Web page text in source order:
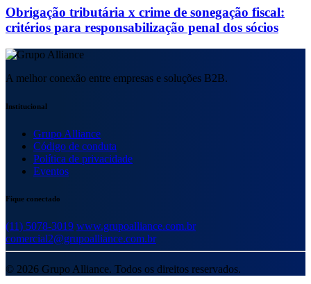
Obrigação tributária x crime de sonegação fiscal:
critérios para responsabilização penal dos sócios
A melhor conexão entre empresas e soluções B2B.
Institucional
Grupo Alliance
Código de conduta
Política de privacidade
Eventos
Fique conectado
(11) 5078-3019 www.grupoalliance.com.br
comercial2@grupoalliance.com.br
© 2026 Grupo Alliance. Todos os direitos reservados.